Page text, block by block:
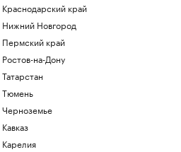
Краснодарский край
Нижний Новгород
Пермский край
Ростов-на-Дону
Татарстан
Тюмень
Черноземье
Кавказ
Карелия